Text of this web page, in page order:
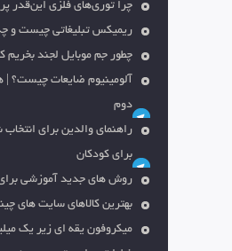
چرا توری‌های فلزی این‌قدر
ریمیکس تبلیغاتی چیست و
چطور جم موبایل لجند
آلومینیوم ضایعات چیست؟ |
دوم
راهنمای والدین برای
برای کودکان
روش های جدید آموزشی
بهترین کالاهای سایت های
میکروفون یقه ای زیر یک